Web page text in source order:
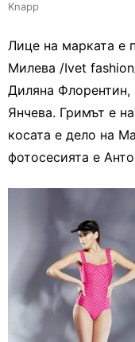
Knapp
Лице на марката е
Милева /Ivet
Диляна Флорентин,
Янчева. Гримът е
косата е дело на
фотосесията е